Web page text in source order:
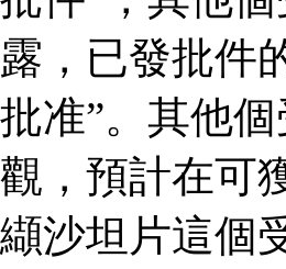
露，已發批件
批准”。其他
觀，預計在可
纈沙坦片這個